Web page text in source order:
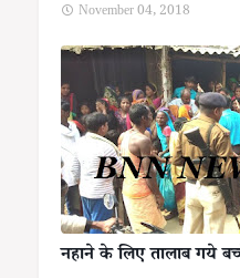
November 04, 2018
नहाने के लिए तालाब गये